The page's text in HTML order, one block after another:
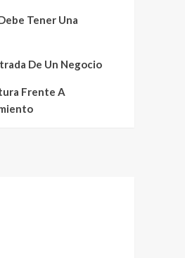
Tener Una
De Un Negocio
Frente A